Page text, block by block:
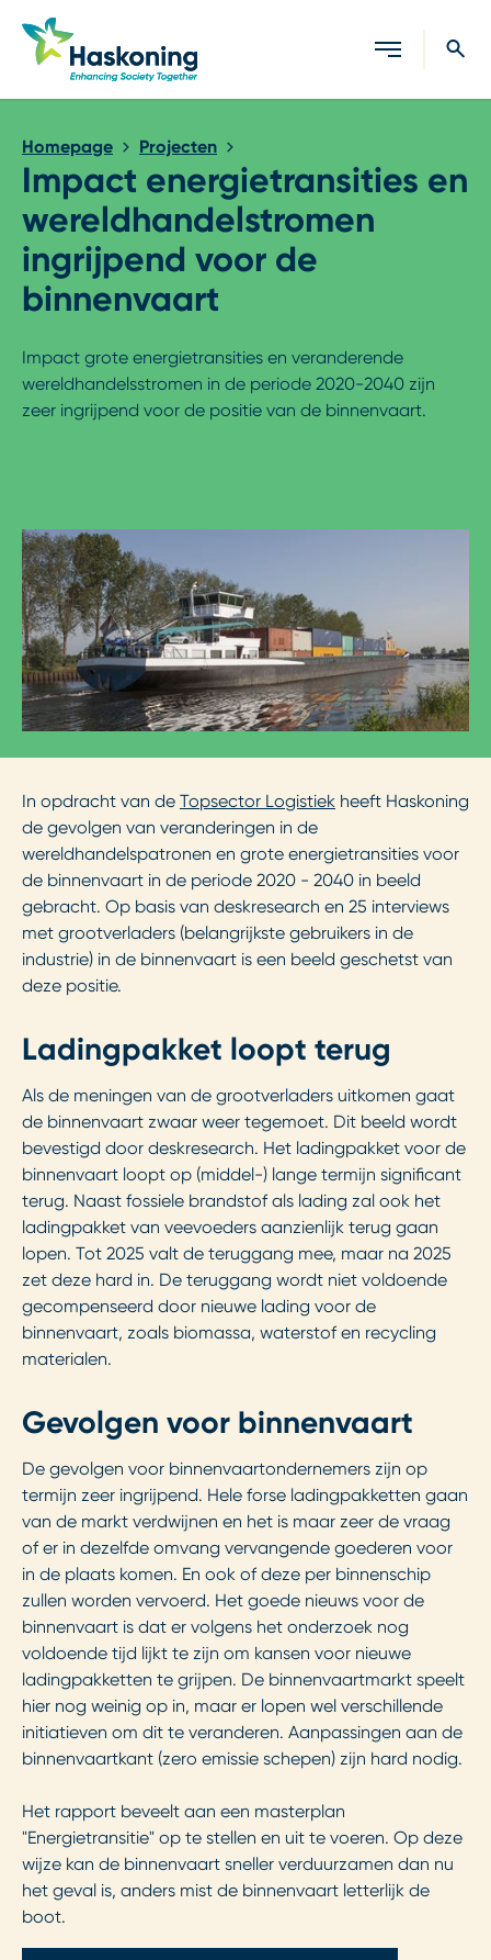
Sluiten
Homepage Projecten
Impact energietransities en
wereldhandelstromen
ingrijpend voor de
binnenvaart
Impact grote energietransities en veranderende
wereldhandelsstromen in de periode 2020-2040 zijn
zeer ingrijpend voor de positie van de binnenvaart.
In opdracht van de Topsector Logistiek heeft Haskoning
de gevolgen van veranderingen in de
wereldhandelspatronen en grote energietransities voor
de binnenvaart in de periode 2020 - 2040 in beeld
gebracht. Op basis van deskresearch en 25 interviews
met grootverladers (belangrijkste gebruikers in de
industrie) in de binnenvaart is een beeld geschetst van
deze positie.
Ladingpakket loopt terug
Als de meningen van de grootverladers uitkomen gaat
de binnenvaart zwaar weer tegemoet. Dit beeld wordt
bevestigd door deskresearch. Het ladingpakket voor de
binnenvaart loopt op (middel-) lange termijn significant
terug. Naast fossiele brandstof als lading zal ook het
ladingpakket van veevoeders aanzienlijk terug gaan
lopen. Tot 2025 valt de teruggang mee, maar na 2025
zet deze hard in. De teruggang wordt niet voldoende
gecompenseerd door nieuwe lading voor de
binnenvaart, zoals biomassa, waterstof en recycling
materialen.
Gevolgen voor binnenvaart
De gevolgen voor binnenvaartondernemers zijn op
termijn zeer ingrijpend. Hele forse ladingpakketten gaan
van de markt verdwijnen en het is maar zeer de vraag
of er in dezelfde omvang vervangende goederen voor
in de plaats komen. En ook of deze per binnenschip
zullen worden vervoerd. Het goede nieuws voor de
binnenvaart is dat er volgens het onderzoek nog
voldoende tijd lijkt te zijn om kansen voor nieuwe
ladingpakketten te grijpen. De binnenvaartmarkt speelt
hier nog weinig op in, maar er lopen wel verschillende
initiatieven om dit te veranderen. Aanpassingen aan de
binnenvaartkant (zero emissie schepen) zijn hard nodig.
Het rapport beveelt aan een masterplan
"Energietransitie" op te stellen en uit te voeren. Op deze
wijze kan de binnenvaart sneller verduurzamen dan nu
het geval is, anders mist de binnenvaart letterlijk de
boot.